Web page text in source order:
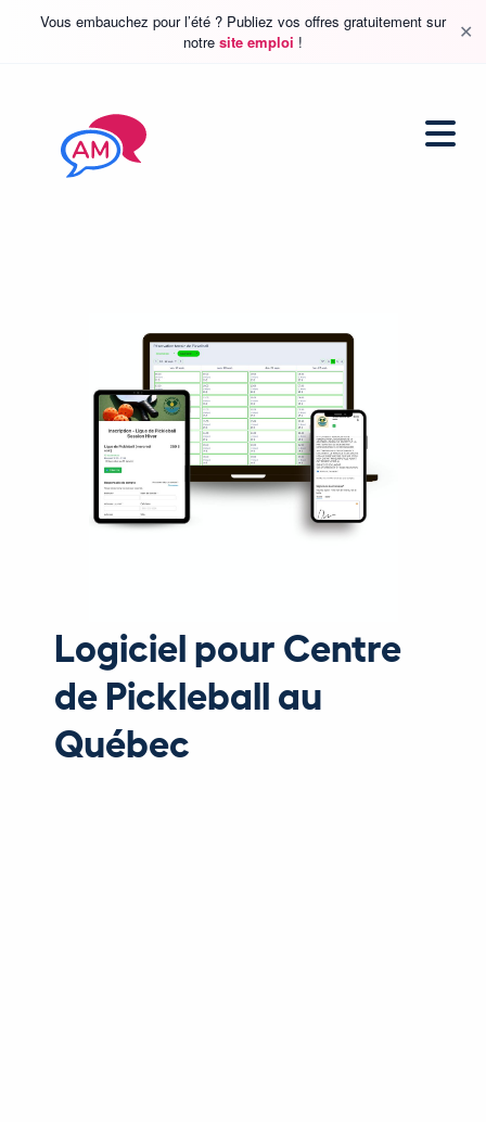
Vous embauchez pour l’été ? Publiez vos offres gratuitement sur
notre site emploi ! ✕
Logiciel pour Centre
de Pickleball au
Québec